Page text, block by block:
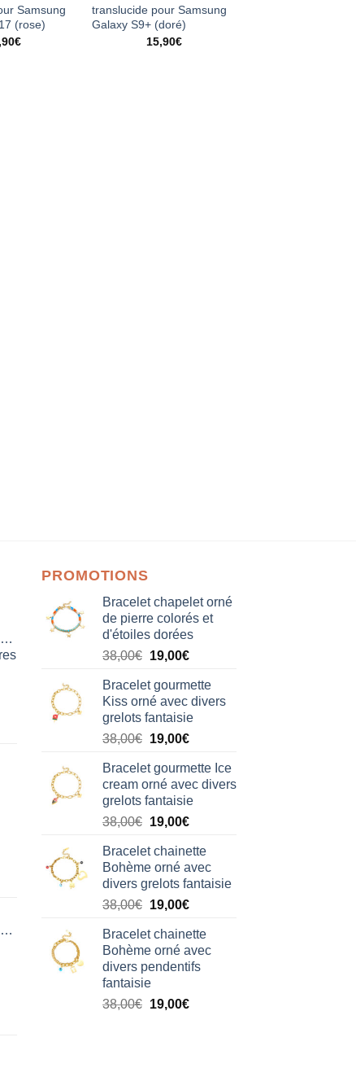
Samsung
(rose)
€
translucide pour Samsung
Galaxy S9+ (doré)
15,90€
PROMOTIONS
Bracelet chapelet orné
de pierre colorés et
d'étoiles dorées
38,00€ Le
initial
était :
38,00€.
19,00€Le
actuel
est :
19,00€.
Bracelet gourmette
Kiss orné avec divers
grelots fantaisie
38,00€ Le
initial
était :
38,00€.
19,00€Le
actuel
est :
19,00€.
Bracelet gourmette Ice
cream orné avec divers
grelots fantaisie
38,00€ Le
initial
était :
38,00€.
19,00€Le
actuel
est :
19,00€.
Bracelet chainette
Bohème orné avec
divers grelots fantaisie
38,00€ Le
initial
était :
38,00€.
19,00€Le
actuel
est :
19,00€.
Bracelet chainette
Bohème orné avec
divers pendentifs
fantaisie
38,00€ Le
19,00€Le